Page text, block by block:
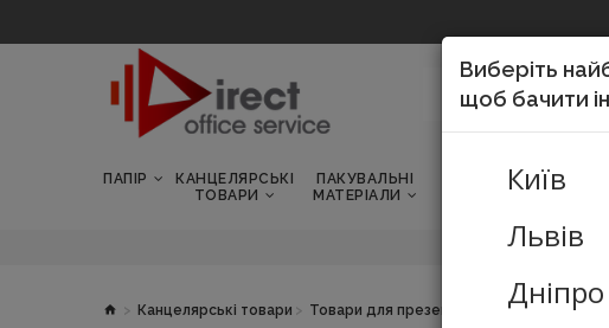
ПАПІР
КАНЦЕЛЯРСЬКІ
ТОВАРИ
ПАКУВАЛЬНІ
МАТЕРІАЛИ
ТОВАРИ ДЛЯ
Канцелярські товари Товари для презентацій
Виберіть
щоб бачити
Київ
Львів
Дніпро